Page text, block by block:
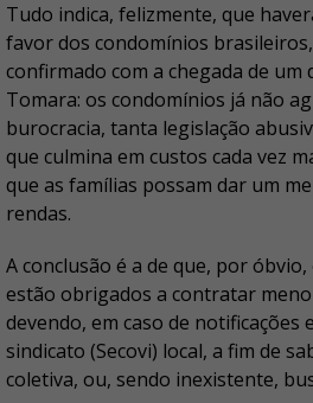
Tudo indica, felizmente, que
favor dos condomínios
confirmado com a chegada de um
Tomara: os condomínios já não
burocracia, tanta legislação
que culmina em custos cada vez
que as famílias possam dar um
rendas.
A conclusão é a de que, por
estão obrigados a contratar
devendo, em caso de notificações
sindicato (Secovi) local, a fim de
coletiva, ou, sendo inexistente,